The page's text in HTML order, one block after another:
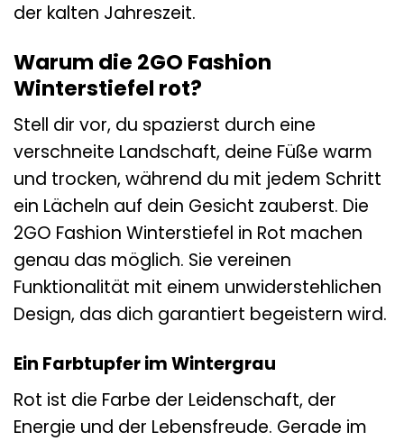
der kalten Jahreszeit.
Warum die 2GO Fashion
Winterstiefel rot?
Stell dir vor, du spazierst durch eine
verschneite Landschaft, deine Füße warm
und trocken, während du mit jedem Schritt
ein Lächeln auf dein Gesicht zauberst. Die
2GO Fashion Winterstiefel in Rot machen
genau das möglich. Sie vereinen
Funktionalität mit einem unwiderstehlichen
Design, das dich garantiert begeistern wird.
Ein Farbtupfer im Wintergrau
Rot ist die Farbe der Leidenschaft, der
Energie und der Lebensfreude. Gerade im